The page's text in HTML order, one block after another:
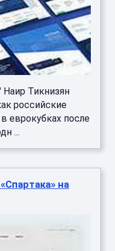
Тикнизян
российские
еврокубках после
...
на